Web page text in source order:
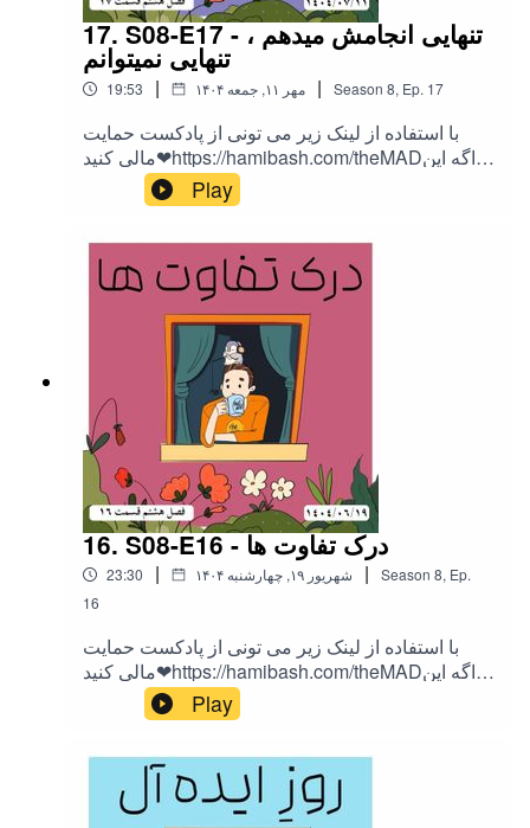
17. S08-E17 - تنهایی انجامش میدهم ،
تنهایی نمیتوانم
19:53 | ۱۴۰۴ مهر ۱۱, جمعه | Season 8, Ep. 17
با استفاده از لینک زیر می تونی از پادکست حمایت
مالی کنید❤https://hamibash.com/theMADاگه این
اپیزود رو دوست داشتین به اشتراک بزارید،
ها اینجاست
Play
16. S08-E16 - درک تفاوت ها
23:30 | ۱۴۰۴ شهریور ۱۹, چهارشنبه | Season 8, Ep.
16
با استفاده از لینک زیر می تونی از پادکست حمایت
مالی کنید❤https://hamibash.com/theMADاگه این
اپیزود رو دوست داشتین به اشتراک بزارید،
Play